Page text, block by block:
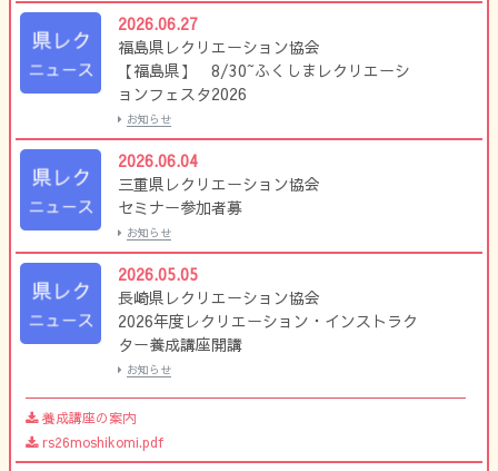
2026.06.27
福島県レクリエーション協会
【福島県】 8/30~ふくしまレクリエーシ
ョンフェスタ2026
お知らせ
2026.06.04
三重県レクリエーション協会
セミナー参加者募
お知らせ
2026.05.05
長崎県レクリエーション協会
2026年度レクリエーション・インストラク
ター養成講座開講
お知らせ
養成講座の案内
rs26moshikomi.pdf